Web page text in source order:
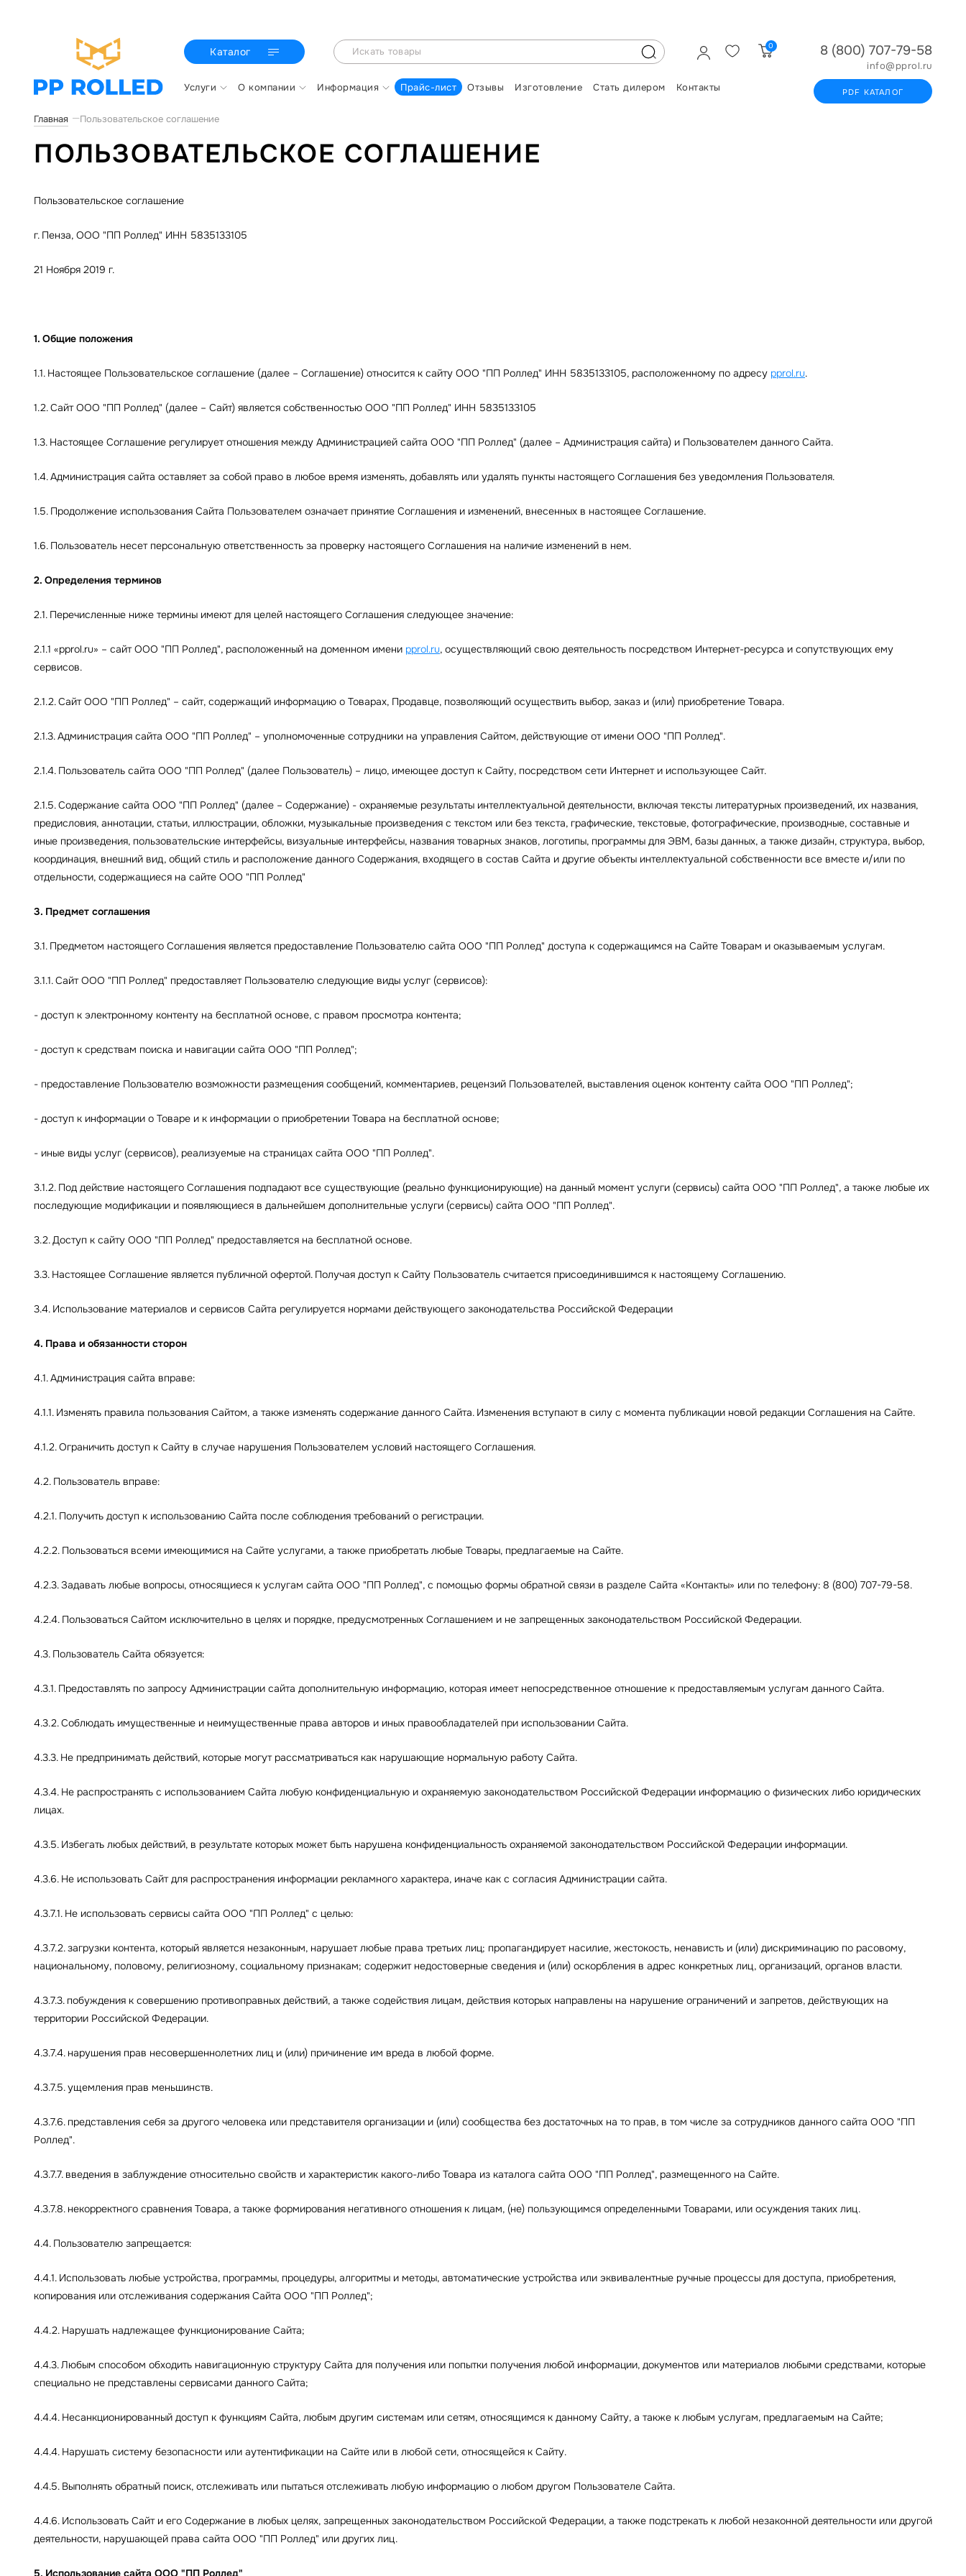
Каталог 0
Услуги О компании Информация Прайс-лист Отзывы Изготовление Стать дилером Контакты
8 (800) 707-79-58
info@pprol.ru
PDF КАТАЛОГ
Главная Пользовательское соглашение
ПОЛЬЗОВАТЕЛЬСКОЕ СОГЛАШЕНИЕ
Пользовательское соглашение
г. Пенза, ООО "ПП Роллед" ИНН 5835133105
21 Ноября 2019 г.
1. Общие положения
1.1. Настоящее Пользовательское соглашение (далее – Соглашение) относится к сайту ООО "ПП Роллед" ИНН 5835133105, расположенному по адресу pprol.ru.
1.2. Сайт ООО "ПП Роллед" (далее – Сайт) является собственностью ООО "ПП Роллед" ИНН 5835133105
1.3. Настоящее Соглашение регулирует отношения между Администрацией сайта ООО "ПП Роллед" (далее – Администрация сайта) и Пользователем данного Сайта.
1.4. Администрация сайта оставляет за собой право в любое время изменять, добавлять или удалять пункты настоящего Соглашения без уведомления Пользователя.
1.5. Продолжение использования Сайта Пользователем означает принятие Соглашения и изменений, внесенных в настоящее Соглашение.
1.6. Пользователь несет персональную ответственность за проверку настоящего Соглашения на наличие изменений в нем.
2. Определения терминов
2.1. Перечисленные ниже термины имеют для целей настоящего Соглашения следующее значение:
2.1.1 «pprol.ru» – сайт ООО "ПП Роллед", расположенный на доменном имени pprol.ru, осуществляющий свою деятельность посредством Интернет-ресурса и сопутствующих ему
сервисов.
2.1.2. Сайт ООО "ПП Роллед" – сайт, содержащий информацию о Товарах, Продавце, позволяющий осуществить выбор, заказ и (или) приобретение Товара.
2.1.3. Администрация сайта ООО "ПП Роллед" – уполномоченные сотрудники на управления Сайтом, действующие от имени ООО "ПП Роллед".
2.1.4. Пользователь сайта ООО "ПП Роллед" (далее Пользователь) – лицо, имеющее доступ к Сайту, посредством сети Интернет и использующее Сайт.
2.1.5. Содержание сайта ООО "ПП Роллед" (далее – Содержание) - охраняемые результаты интеллектуальной деятельности, включая тексты литературных произведений, их названия,
предисловия, аннотации, статьи, иллюстрации, обложки, музыкальные произведения с текстом или без текста, графические, текстовые, фотографические, производные, составные и
иные произведения, пользовательские интерфейсы, визуальные интерфейсы, названия товарных знаков, логотипы, программы для ЭВМ, базы данных, а также дизайн, структура, выбор,
координация, внешний вид, общий стиль и расположение данного Содержания, входящего в состав Сайта и другие объекты интеллектуальной собственности все вместе и/или по
отдельности, содержащиеся на сайте ООО "ПП Роллед"
3. Предмет соглашения
3.1. Предметом настоящего Соглашения является предоставление Пользователю сайта ООО "ПП Роллед" доступа к содержащимся на Сайте Товарам и оказываемым услугам.
3.1.1. Сайт ООО "ПП Роллед" предоставляет Пользователю следующие виды услуг (сервисов):
- доступ к электронному контенту на бесплатной основе, с правом просмотра контента;
- доступ к средствам поиска и навигации сайта ООО "ПП Роллед";
- предоставление Пользователю возможности размещения сообщений, комментариев, рецензий Пользователей, выставления оценок контенту сайта ООО "ПП Роллед";
- доступ к информации о Товаре и к информации о приобретении Товара на бесплатной основе;
- иные виды услуг (сервисов), реализуемые на страницах сайта ООО "ПП Роллед".
3.1.2. Под действие настоящего Соглашения подпадают все существующие (реально функционирующие) на данный момент услуги (сервисы) сайта ООО "ПП Роллед", а также любые их
последующие модификации и появляющиеся в дальнейшем дополнительные услуги (сервисы) сайта ООО "ПП Роллед".
3.2. Доступ к сайту ООО "ПП Роллед" предоставляется на бесплатной основе.
3.3. Настоящее Соглашение является публичной офертой. Получая доступ к Сайту Пользователь считается присоединившимся к настоящему Соглашению.
3.4. Использование материалов и сервисов Сайта регулируется нормами действующего законодательства Российской Федерации
4. Права и обязанности сторон
4.1. Администрация сайта вправе:
4.1.1. Изменять правила пользования Сайтом, а также изменять содержание данного Сайта. Изменения вступают в силу с момента публикации новой редакции Соглашения на Сайте.
4.1.2. Ограничить доступ к Сайту в случае нарушения Пользователем условий настоящего Соглашения.
4.2. Пользователь вправе:
4.2.1. Получить доступ к использованию Сайта после соблюдения требований о регистрации.
4.2.2. Пользоваться всеми имеющимися на Сайте услугами, а также приобретать любые Товары, предлагаемые на Сайте.
4.2.3. Задавать любые вопросы, относящиеся к услугам сайта ООО "ПП Роллед", с помощью формы обратной связи в разделе Сайта «Контакты» или по телефону: 8 (800) 707-79-58.
4.2.4. Пользоваться Сайтом исключительно в целях и порядке, предусмотренных Соглашением и не запрещенных законодательством Российской Федерации.
4.3. Пользователь Сайта обязуется:
4.3.1. Предоставлять по запросу Администрации сайта дополнительную информацию, которая имеет непосредственное отношение к предоставляемым услугам данного Сайта.
4.3.2. Соблюдать имущественные и неимущественные права авторов и иных правообладателей при использовании Сайта.
4.3.3. Не предпринимать действий, которые могут рассматриваться как нарушающие нормальную работу Сайта.
4.3.4. Не распространять с использованием Сайта любую конфиденциальную и охраняемую законодательством Российской Федерации информацию о физических либо юридических
лицах.
4.3.5. Избегать любых действий, в результате которых может быть нарушена конфиденциальность охраняемой законодательством Российской Федерации информации.
4.3.6. Не использовать Сайт для распространения информации рекламного характера, иначе как с согласия Администрации сайта.
4.3.7.1. Не использовать сервисы сайта ООО "ПП Роллед" с целью:
4.3.7.2. загрузки контента, который является незаконным, нарушает любые права третьих лиц; пропагандирует насилие, жестокость, ненависть и (или) дискриминацию по расовому,
национальному, половому, религиозному, социальному признакам; содержит недостоверные сведения и (или) оскорбления в адрес конкретных лиц, организаций, органов власти.
4.3.7.3. побуждения к совершению противоправных действий, а также содействия лицам, действия которых направлены на нарушение ограничений и запретов, действующих на
территории Российской Федерации.
4.3.7.4. нарушения прав несовершеннолетних лиц и (или) причинение им вреда в любой форме.
4.3.7.5. ущемления прав меньшинств.
4.3.7.6. представления себя за другого человека или представителя организации и (или) сообщества без достаточных на то прав, в том числе за сотрудников данного сайта ООО "ПП
Роллед".
4.3.7.7. введения в заблуждение относительно свойств и характеристик какого-либо Товара из каталога сайта ООО "ПП Роллед", размещенного на Сайте.
4.3.7.8. некорректного сравнения Товара, а также формирования негативного отношения к лицам, (не) пользующимся определенными Товарами, или осуждения таких лиц.
4.4. Пользователю запрещается:
4.4.1. Использовать любые устройства, программы, процедуры, алгоритмы и методы, автоматические устройства или эквивалентные ручные процессы для доступа, приобретения,
копирования или отслеживания содержания Сайта ООО "ПП Роллед";
4.4.2. Нарушать надлежащее функционирование Сайта;
4.4.3. Любым способом обходить навигационную структуру Сайта для получения или попытки получения любой информации, документов или материалов любыми средствами, которые
специально не представлены сервисами данного Сайта;
4.4.4. Несанкционированный доступ к функциям Сайта, любым другим системам или сетям, относящимся к данному Сайту, а также к любым услугам, предлагаемым на Сайте;
4.4.4. Нарушать систему безопасности или аутентификации на Сайте или в любой сети, относящейся к Сайту.
4.4.5. Выполнять обратный поиск, отслеживать или пытаться отслеживать любую информацию о любом другом Пользователе Сайта.
4.4.6. Использовать Сайт и его Содержание в любых целях, запрещенных законодательством Российской Федерации, а также подстрекать к любой незаконной деятельности или другой
деятельности, нарушающей права сайта ООО "ПП Роллед" или других лиц.
5. Использование сайта ООО "ПП Роллед"